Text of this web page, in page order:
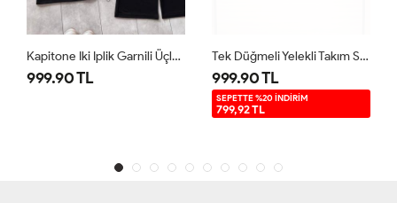
Kapitone Iki Iplik Garnili Üçlü Takım Siyah UMS5007
999.90 TL
Tek Düğmeli Yelekli Takım Siyah TB8083
999.90 TL
SEPETTE %20 İNDİRİM
799,92 TL